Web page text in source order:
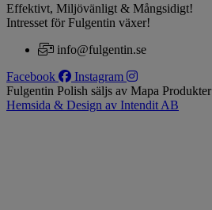
Effektivt, Miljövänligt & Mångsidigt!
Intresset för Fulgentin växer!
info@fulgentin.se
Facebook
Instagram
Fulgentin Polish säljs av Mapa Produkter
Hemsida & Design av Intendit AB